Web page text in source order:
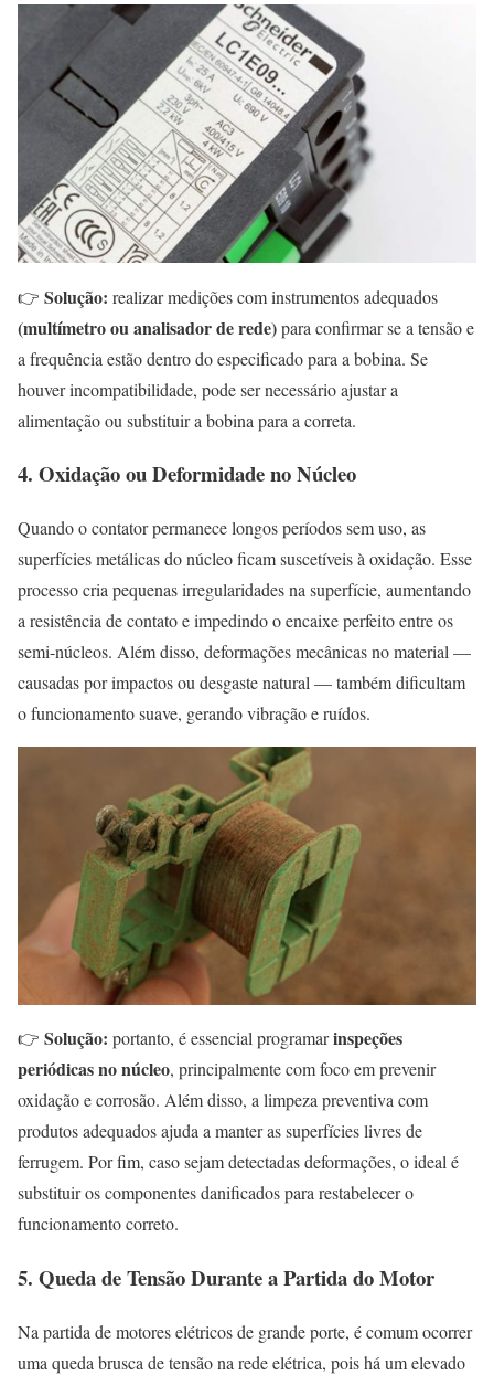
👉 Solução: realizar medições com instrumentos adequados
(multímetro ou analisador de rede)para confirmar se a tensão e
a frequência estão dentro do especificado para a bobina. Se
houver incompatibilidade, pode ser necessário ajustar a
alimentação ou substituir a bobina para a correta.
4. Oxidação ou Deformidade no Núcleo
Quando o contator permanece longos períodos sem uso, as
superfícies metálicas do núcleo ficam suscetíveis à oxidação. Esse
processo cria pequenas irregularidades na superfície, aumentando
a resistência de contato e impedindo o encaixe perfeito entre os
semi-núcleos. Além disso, deformações mecânicas no material —
causadas por impactos ou desgaste natural — também dificultam
o funcionamento suave, gerando vibração e ruídos.
👉 Solução: portanto, é essencial programarinspeções
periódicas no núcleo, principalmente com foco em prevenir
oxidação e corrosão. Além disso, a limpeza preventiva com
produtos adequados ajuda a manter as superfícies livres de
ferrugem. Por fim, caso sejam detectadas deformações, o ideal é
substituir os componentes danificados para restabelecer o
funcionamento correto.
5. Queda de Tensão Durante a Partida do Motor
Na partida de motores elétricos de grande porte, é comum ocorrer
uma queda brusca de tensão na rede elétrica, pois há um elevado